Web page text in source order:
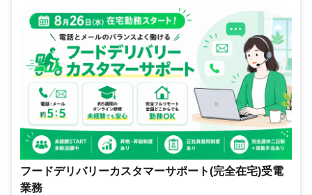
フードデリバリーカスタマーサポート(完全在宅)受電
業務